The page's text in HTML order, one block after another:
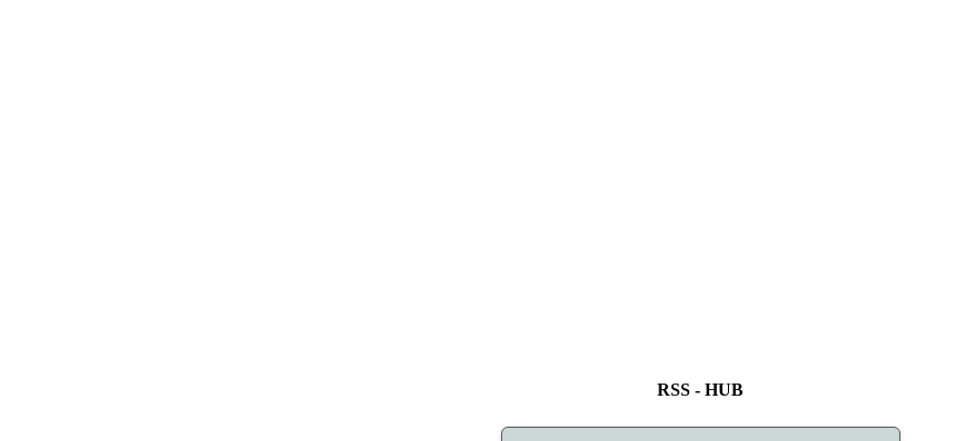
RSS - HUB